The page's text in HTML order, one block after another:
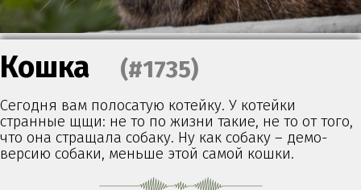
Кошка (#1735)
Сегодня вам полосатую котейку. У котейки
странные щщи: не то по жизни такие, не то от того,
что она стращала собаку. Ну как собаку – демо-
версию собаки, меньше этой самой кошки.